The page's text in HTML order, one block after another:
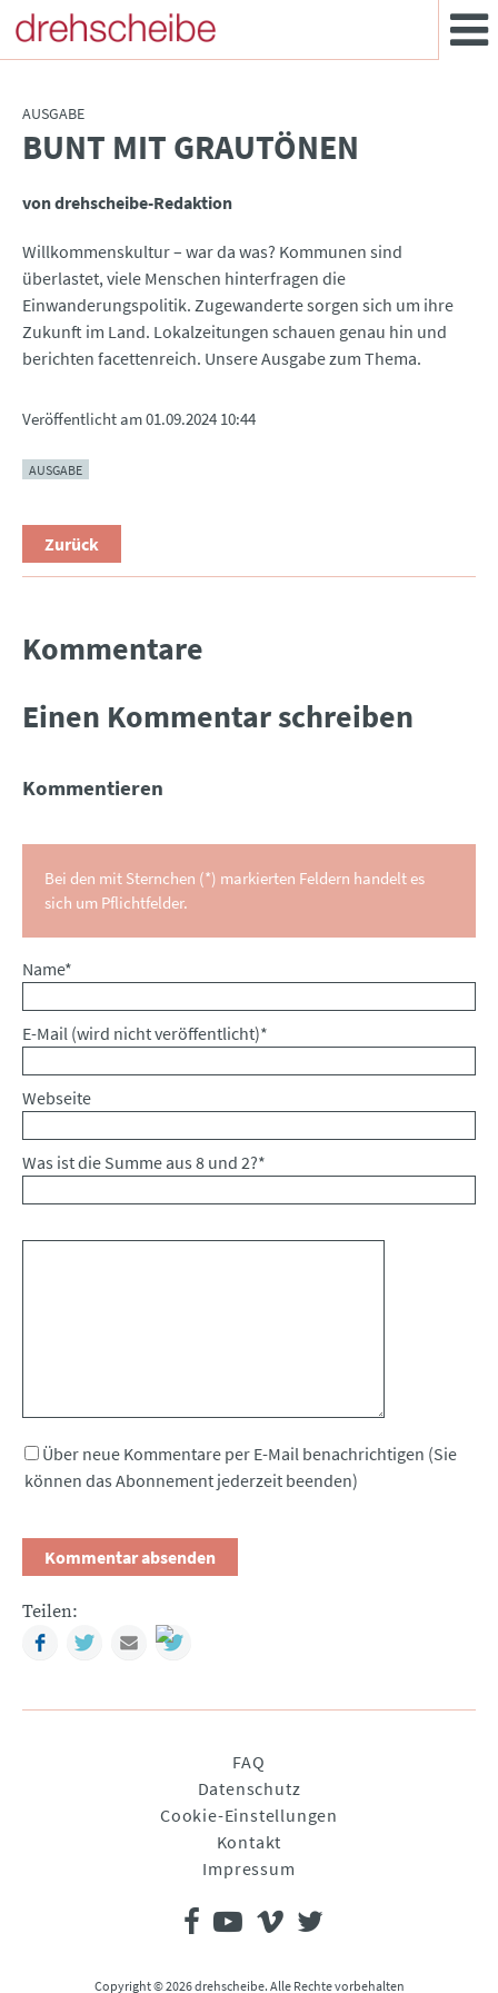
AUSGABE
:BUNT MIT GRAUTÖNEN
von drehscheibe-Redaktion
Willkommenskultur – war da was? Kommunen sind
überlastet, viele Menschen hinterfragen die
Einwanderungspolitik. Zugewanderte sorgen sich um ihre
Zukunft im Land. Lokalzeitungen schauen genau hin und
berichten facettenreich. Unsere Ausgabe zum Thema.
Veröffentlicht am01.09.2024 10:44
AUSGABE
Zurück
Kommentare
Einen Kommentar schreiben
Kommentieren
Bei den mit Sternchen (*) markierten Feldern handelt es
sich um Pflichtfelder.
Pflichtfeld
Name*
Pflichtfeld
E-Mail (wird nicht veröffentlicht)*
Webseite
Was ist die Summe aus 8 und 2?*
Über neue Kommentare per E-Mail benachrichtigen (Sie
können das Abonnement jederzeit beenden)
Teilen:
FacebookTwitterMail
FAQ
Datenschutz
Cookie-Einstellungen
Kontakt
Impressum
Copyright © 2026 drehscheibe. Alle Rechte vorbehalten